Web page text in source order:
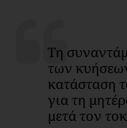
Τη
των
κατάσταση
για τη
μετά τον